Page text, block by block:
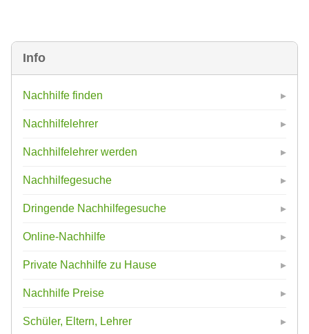
Info
Nachhilfe finden
Nachhilfelehrer
Nachhilfelehrer werden
Nachhilfegesuche
Dringende Nachhilfegesuche
Online-Nachhilfe
Private Nachhilfe zu Hause
Nachhilfe Preise
Schüler, Eltern, Lehrer